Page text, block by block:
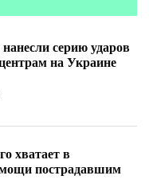
серию ударов
на Украине
хватает в
пострадавшим